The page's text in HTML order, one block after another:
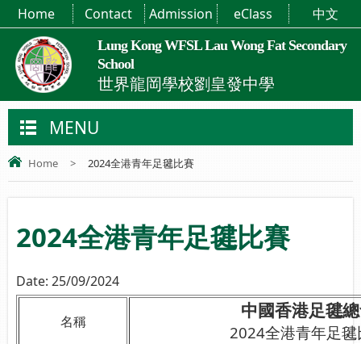
Lung Kong WFSL Lau Wong Fat Secondary
School
世界龍岡學校劉皇發中學
Home Contact Admission eClass 中文
MENU
Home > 2024全港青年足毽比賽
2024全港青年足毽比賽
Date: 25/09/2024
名稱 中國香港足毽
2024全港青年足毽